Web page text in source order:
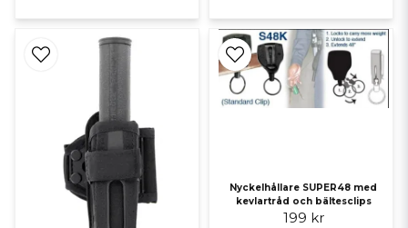
Nyckelhållare SUPER48 med
kevlartråd och bältesclips
199 kr